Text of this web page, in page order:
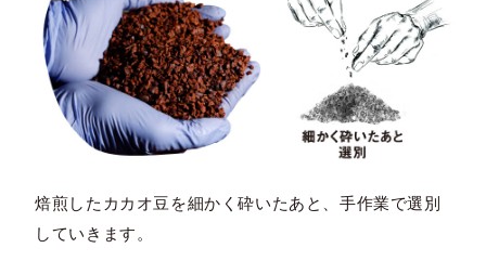
焙煎したカカオ豆を細かく砕いたあと、手作業で選別
していきます。